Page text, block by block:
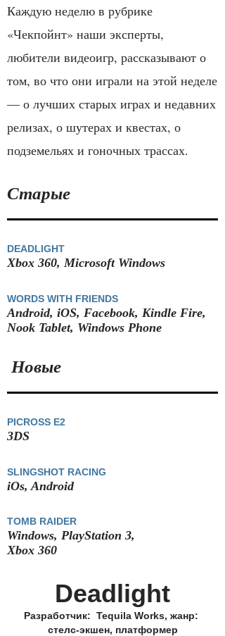
Каждую неделю в рубрике
«Чекпойнт» наши эксперты,
любители видеоигр, рассказывают о
том, во что они играли на этой неделе
— о лучших старых играх и недавних
релизах, о шутерах и квестах, о
подземельях и гоночных трассах.
Старые
DEADLIGHT
Xbox 360, Microsoft Windows
WORDS WITH FRIENDS
Android, iOS, Facebook, Kindle Fire,
Nook Tablet, Windows Phone
Новые
PICROSS E2
3DS
SLINGSHOT RACING
iOs, Android
TOMB RAIDER
Windows, PlayStation 3,
Xbox 360
Deadlight
Разработчик: Tequila Works, жанр:
стелс-экшен, платформер